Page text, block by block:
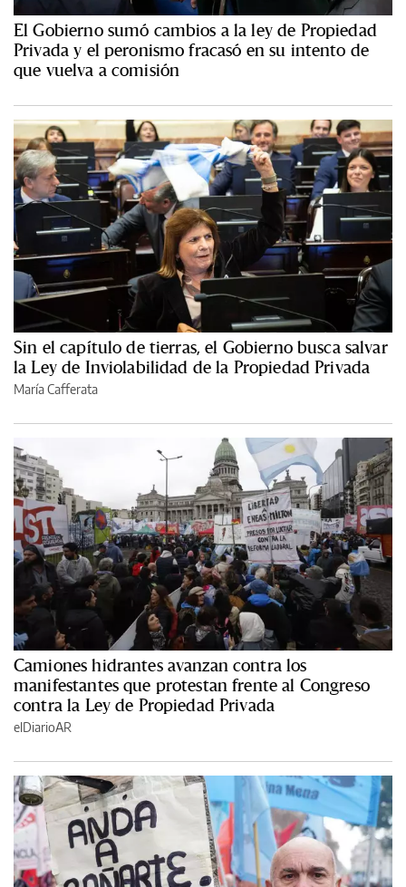
El Gobierno sumó cambios a la ley de Propiedad
Privada y el peronismo fracasó en su intento de
que vuelva a comisión
Sin el capítulo de tierras, el Gobierno busca salvar
la Ley de Inviolabilidad de la Propiedad Privada
María Cafferata
Camiones hidrantes avanzan contra los
manifestantes que protestan frente al Congreso
contra la Ley de Propiedad Privada
elDiarioAR